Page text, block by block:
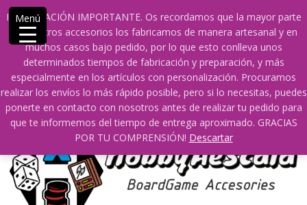
INFORMACIÓN IMPORTANTE. Os recordamos que la mayor parte
de nuestros accesorios los fabricamos de manera artesanal y en
muchos casos bajo pedido, por lo que esto conlleva unos
determinados tiempos de fabricación y preparación, y más
especialmente en los artículos con personalización. Procuramos
realizar los envíos lo más rápido posible, pero si lo necesitas, puedes
ponerte en contacto con nosotros antes de realizar tu pedido para
que te informemos del tiempo de entrega aproximado. GRACIAS
POR TU COMPRENSIÓN! Descartar
Saltar
contenido
609241475 SOLO DE 10:00 a 14:00
info@hobbyaescala.com
San Fernando de Henares
10:00 - 14:00
Mi cuenta
0 0
Menú